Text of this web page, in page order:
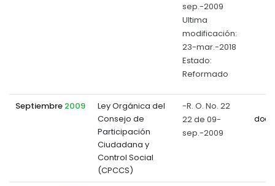
sep.-2009
Ultima
modificación:
23-mar.-2018
Estado:
Reformado
Septiembre 2009
Ley Orgánica del
Consejo de
Participación
Ciudadana y
Control Social
(CPCCS)
-R. O. No. 22
22 de 09-
sep.-2009